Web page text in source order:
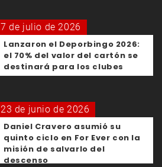
7 de julio de 2026
Lanzaron el Deporbingo 2026:
el 70% del valor del cartón se
destinará para los clubes
23 de junio de 2026
Daniel Cravero asumió su
quinto ciclo en For Ever con la
misión de salvarlo del
descenso